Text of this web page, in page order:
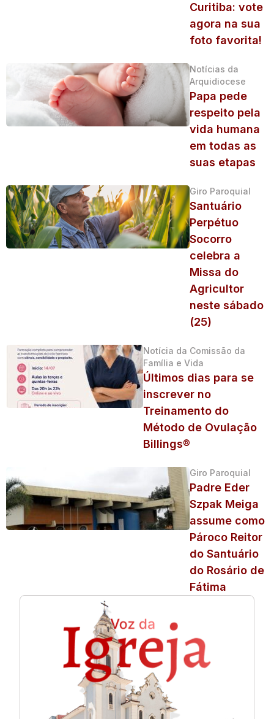
Curitiba: vote
agora na sua
foto favorita!
Notícias da
Arquidiocese
Papa pede
respeito pela
vida humana
em todas as
suas etapas
Giro Paroquial
Santuário
Perpétuo
Socorro
celebra a
Missa do
Agricultor
neste sábado
(25)
Notícia da Comissão da
Família e Vida
Últimos dias para se
inscrever no
Treinamento do
Método de Ovulação
Billings®
Giro Paroquial
Padre Eder
Szpak Meiga
assume como
Pároco Reitor
do Santuário
do Rosário de
Fátima